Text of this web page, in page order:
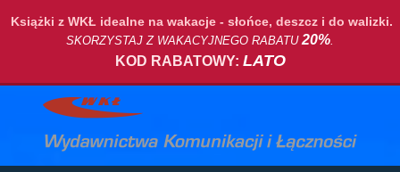
Książki z WKŁ idealne na wakacje - słońce, deszcz i do walizki.
SKORZYSTAJ Z WAKACYJNEGO RABATU20%.
KOD RABATOWY: LATO